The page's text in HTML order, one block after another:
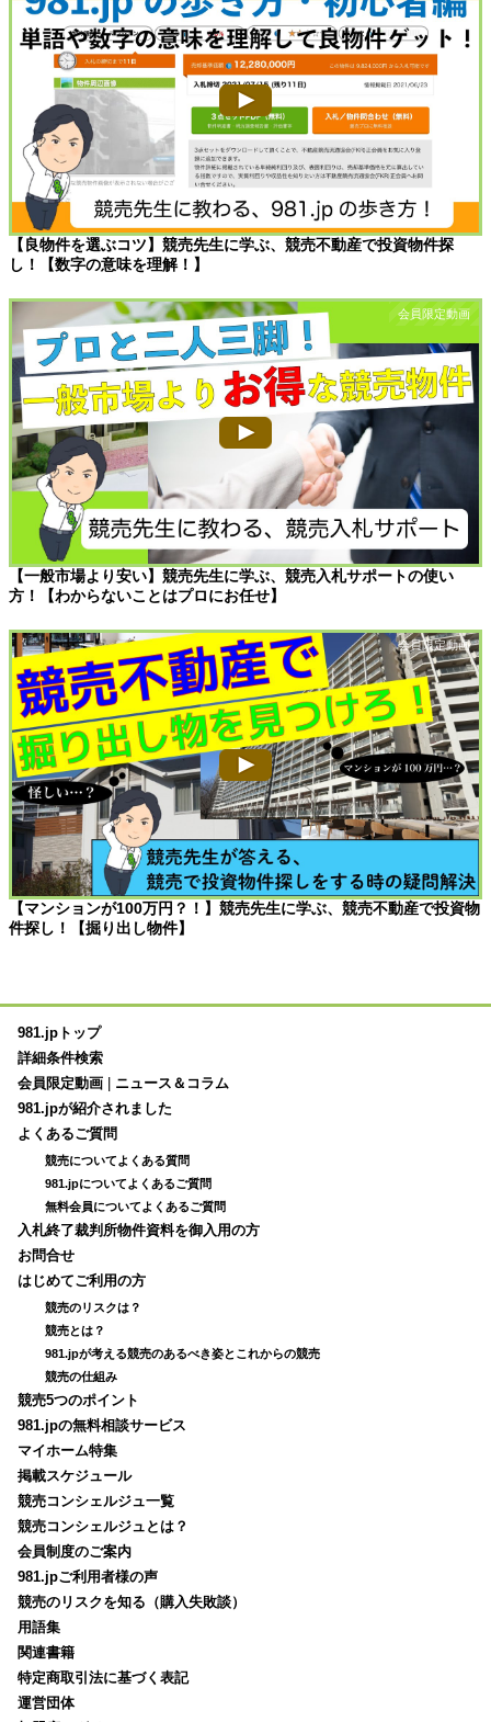
【良物件を選ぶコツ】競売先生に学ぶ、競売不動産で投資物件探
し！【数字の意味を理解！】
【一般市場より安い】競売先生に学ぶ、競売入札サポートの使い
方！【わからないことはプロにお任せ】
【マンションが100万円？！】競売先生に学ぶ、競売不動産で投資物
件探し！【掘り出し物件】
981.jpトップ
詳細条件検索
会員限定動画
ニュース＆コラム
981.jpが紹介されました
よくあるご質問
競売についてよくある質問
981.jpについてよくあるご質問
無料会員についてよくあるご質問
入札終了裁判所物件資料を御入用の方
お問合せ
はじめてご利用の方
競売のリスクは？
競売とは？
981.jpが考える競売のあるべき姿とこれからの競売
競売の仕組み
競売5つのポイント
981.jpの無料相談サービス
マイホーム特集
掲載スケジュール
競売コンシェルジュ一覧
競売コンシェルジュとは？
会員制度のご案内
981.jpご利用者様の声
競売のリスクを知る（購入失敗談）
用語集
関連書籍
特定商取引法に基づく表記
運営団体